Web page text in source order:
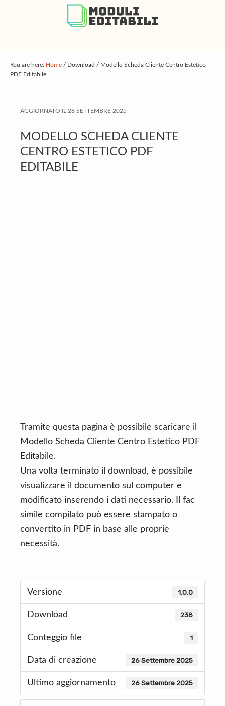
p
t
a
n
c
o
p
t
r
m
a
r
p
t
o
t
e
r
You are here: Home / Download / Modello Scheda Cliente Centro Estetico
PDF Editabile
AGGIORNATO IL 26 SETTEMBRE 2025
MODELLO SCHEDA CLIENTE
CENTRO ESTETICO PDF
EDITABILE
Tramite questa pagina è possibile scaricare il
Modello Scheda Cliente Centro Estetico PDF
Editabile.
Una volta terminato il download, è possibile
visualizzare il documento sul computer e
modificato inserendo i dati necessario. Il fac
simile compilato può essere stampato o
convertito in PDF in base alle proprie
necessità.
Versione 1.0.0
Download 238
Conteggio file 1
Data di creazione 26 Settembre 2025
Ultimo aggiornamento 26 Settembre 2025